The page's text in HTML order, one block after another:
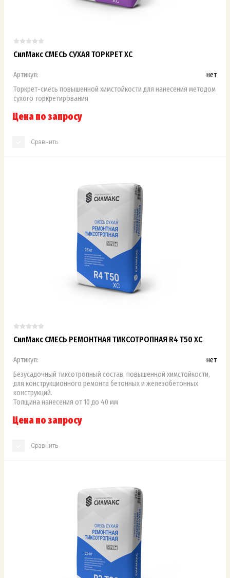
СилМакс СМЕСЬ СУХАЯ ТОРКРЕТ ХС
Артикул:
нет
Торкрет-смесь повышенной химстойкости для нанесения методом
сухого торкретирования
Цена по запросу
Сравнить
СилМакс СМЕСЬ РЕМОНТНАЯ ТИКСОТРОПНАЯ R4 Т50 ХС
Артикул:
нет
Безусадочный тиксотропный состав, повышенной химстойкости,
для конструкционного ремонта бетонных и железобетонных
конструкций.
Толщина нанесения от 10 до 40 мм
Цена по запросу
Сравнить